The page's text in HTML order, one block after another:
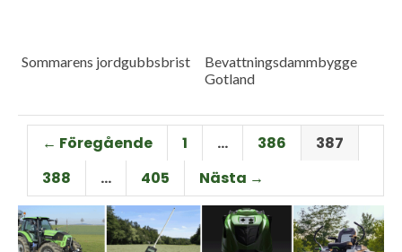
Sommarens jordgubbsbrist
Bevattningsdammbygge
Gotland
← Föregående 1 … 386
387
388
… 405 Nästa →